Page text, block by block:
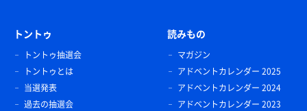
トントゥ
トントゥ抽選会
トントゥとは
当選発表
過去の抽選会
読みもの
マガジン
アドベントカレンダー 2025
アドベントカレンダー 2024
アドベントカレンダー 2023